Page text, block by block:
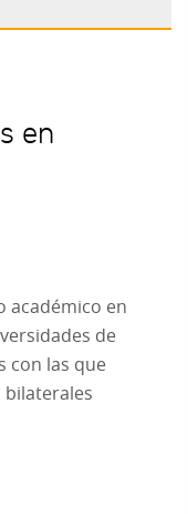
en
académico en
de
con las que
bilaterales